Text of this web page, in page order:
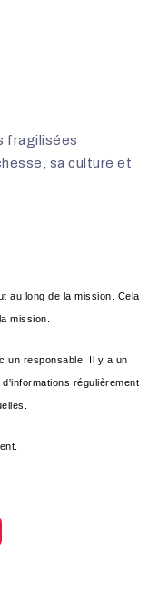
fragilisées
sa culture et
au long de la mission. Cela
mission.
un responsable. Il y a un
régulièrement